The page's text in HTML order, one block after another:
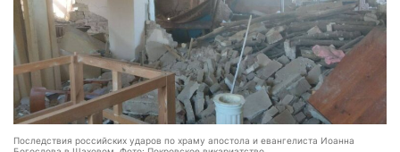
Последствия российских ударов по храму апостола и евангелиста Иоанна